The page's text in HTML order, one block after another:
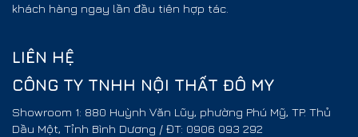
khách hàng ngay lần đầu tiên hợp tác.
LIÊN HỆ
CÔNG TY TNHH NỘI THẤT ĐÔ MY
Showroom 1: 880 Huỳnh Văn Lũy, phường Phú Mỹ, TP. Thủ
Dầu Một, Tỉnh Bình Dương / ĐT: 0906 093 292